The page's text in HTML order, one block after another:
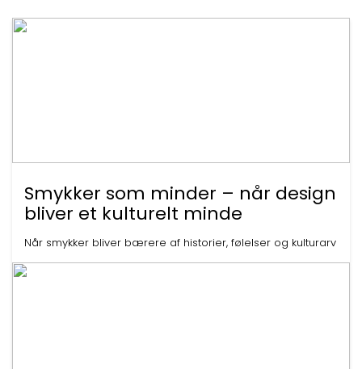
Smykker som minder – når design
bliver et kulturelt minde
Når smykker bliver bærere af historier, følelser og kulturarv